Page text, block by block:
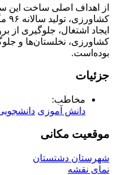
ایجاد اشتغال، جلوگیری
کشاورزی، نخلستان‌ها و
بوده‌است.
جزئیات
مخاطب:
دانش آموزی
موقعیت مکانی
شهرستان دشتستان
نمای نقشه